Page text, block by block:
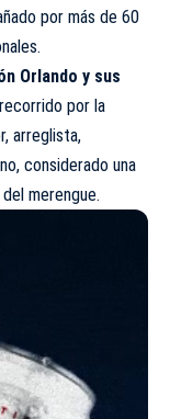
por más de 60
Orlando y sus
por la
arreglista,
considerado una
merengue.